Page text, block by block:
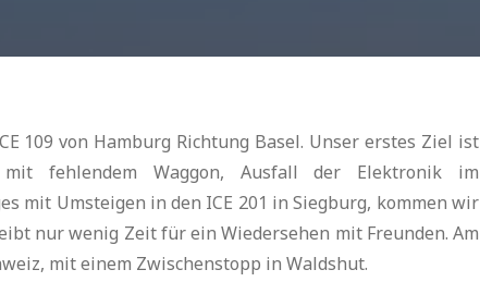
109 von Hamburg Richtung Basel. Unser erstes Ziel ist
fehlendem Waggon, Ausfall der Elektronik im
mit Umsteigen in den ICE 201 in Siegburg, kommen wir
nur wenig Zeit für ein Wiedersehen mit Freunden. Am
mit einem Zwischenstopp in Waldshut.